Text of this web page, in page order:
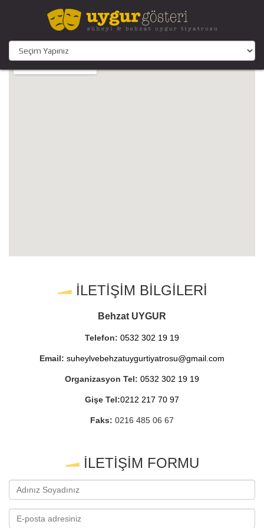
İLETİŞİM BİLGİLERİ
Behzat UYGUR
Telefon: 0532 302 19 19
Email: suheylvebehzatuygurtiyatrosu@gmail.com
Organizasyon Tel: 0532 302 19 19
Gişe Tel:0212 217 70 97
Faks: 0216 485 06 67
İLETİŞİM FORMU